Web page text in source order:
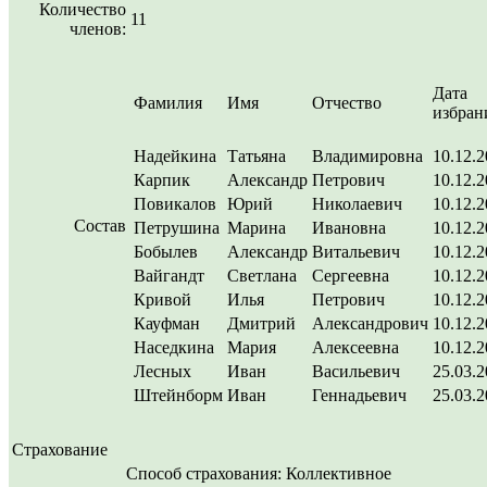
Количество
членов:
11
Состав
Фамилия Имя Отчество
Дата
Надейкина Татьяна Владимировна
Карпик
Александр Петрович
Повикалов
Юрий Николаевич
Петрушина Марина Ивановна
Бобылев
Александр Витальевич
Вайгандт
Светлана Сергеевна
Кривой
Илья Петрович
Кауфман
Дмитрий Александрович
Наседкина
Мария Алексеевна
Лесных
Иван Васильевич
Штейнборм Иван Геннадьевич
Страхование
Способ страхования: Коллективное